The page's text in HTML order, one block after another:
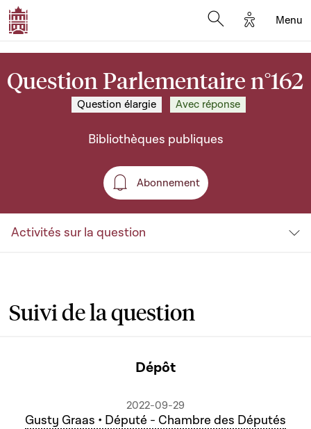
Options
Menu
Question Parlementaire n°162
Question élargie Avec réponse
Bibliothèques publiques
Abonnement
Abonnement
Activités sur la question
Suivi de la question
Dépôt
2022-09-29
Gusty Graas • Député - Chambre des Députés